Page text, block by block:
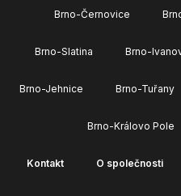
Brno-Černovice
Brno-Slatina Brno-
Brno-Jehnice Brno-Tuřany
Brno-Královo Pole
Kontakt O společnosti